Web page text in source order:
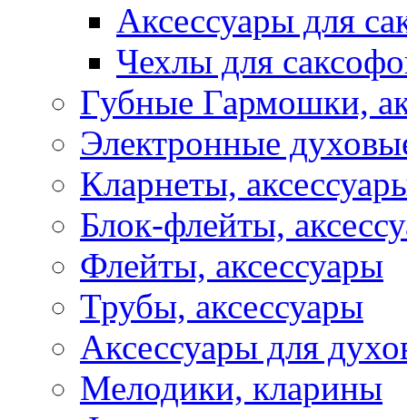
Аксессуары для
Чехлы для
Губные Гармошки,
Электронные
Кларнеты,
Блок-флейты,
Флейты, аксессуары
Трубы, аксессуары
Аксессуары для
Мелодики, кларины